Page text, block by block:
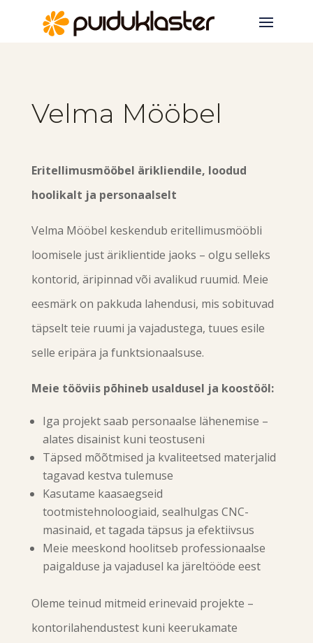
Velma Mööbel
Eritellimusmööbel ärikliendile, loodud
hoolikalt ja personaalselt
Velma Mööbel keskendub eritellimusmööbli
loomisele just äriklientide jaoks – olgu selleks
kontorid, äripinnad või avalikud ruumid. Meie
eesmärk on pakkuda lahendusi, mis sobituvad
täpselt teie ruumi ja vajadustega, tuues esile
selle eripära ja funktsionaalsuse.
Meie tööviis põhineb usaldusel ja koostööl:
Iga projekt saab personaalse lähenemise –
alates disainist kuni teostuseni
Täpsed mõõtmised ja kvaliteetsed materjalid
tagavad kestva tulemuse
Kasutame kaasaegseid
tootmistehnoloogiaid, sealhulgas CNC-
masinaid, et tagada täpsus ja efektiivsus
Meie meeskond hoolitseb professionaalse
paigalduse ja vajadusel ka järeltööde eest
Oleme teinud mitmeid erinevaid projekte –
kontorilahendustest kuni keerukamate